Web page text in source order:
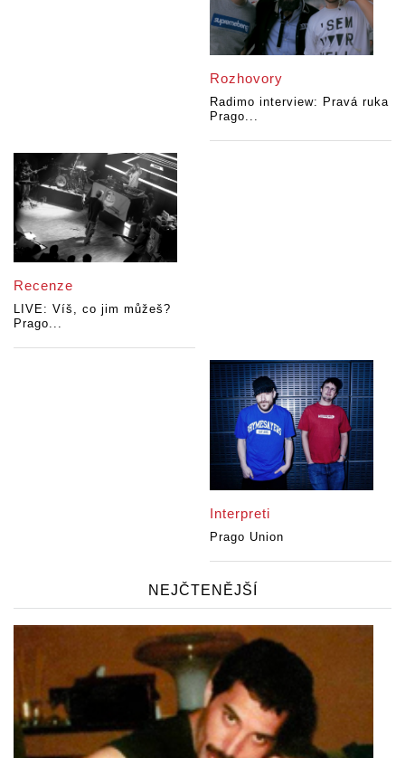
Rozhovory
Radimo interview: Pravá ruka
Prago...
Recenze
LIVE: Víš, co jim můžeš?
Prago...
Interpreti
Prago Union
NEJČTENĚJŠÍ